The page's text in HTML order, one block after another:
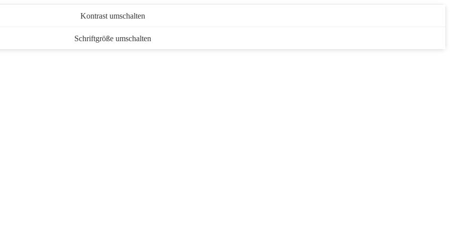
Kontrast umschalten
Schriftgröße umschalten